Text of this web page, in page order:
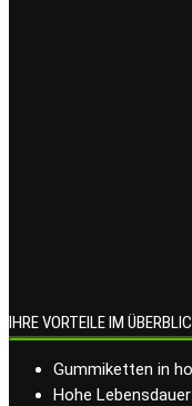
IHRE VORTEILE IM
Gummiketten in
Hohe Lebensdauer